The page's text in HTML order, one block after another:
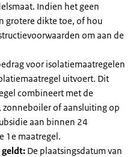
Indien het geen
grotere dikte toe, of hou
om aan de
voor isolatiemaatregelen
uitvoert. Dit
combineert met de
of aansluiting op
aan binnen 24
1e maatregel.
geldt: De plaatsingsdatum van